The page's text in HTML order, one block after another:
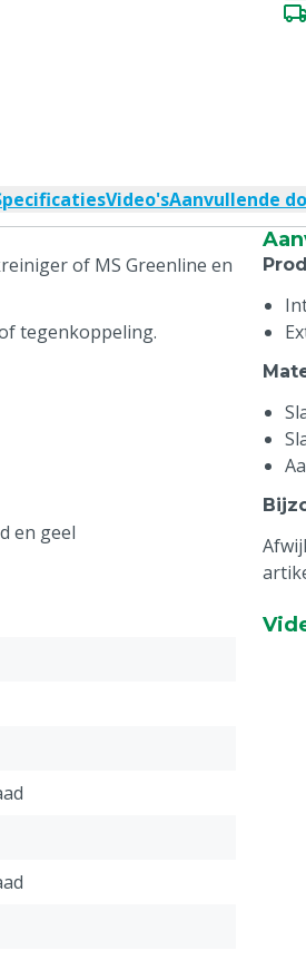
Video'sAanvullende
of MS Greenline en
tegenkoppeling.
en geel